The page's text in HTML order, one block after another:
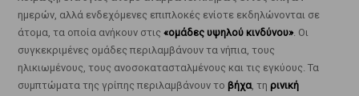
ημερών, αλλά ενδεχόμενες επιπλοκές ενίοτε εκδηλώνονται σε
άτομα, τα οποία ανήκουν στις «ομάδες υψηλού κινδύνου». Οι
συγκεκριμένες ομάδες περιλαμβάνουν τα νήπια, τους
ηλικιωμένους, τους ανοσοκατασταλμένους και τις εγκύους. Τα
συμπτώματα της γρίπης περιλαμβάνουν το βήχα, τη ρινική